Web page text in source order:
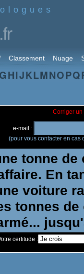
.fr
Classement Nuage
GHIJKLMNOPQ
Corriger un
e-mail :
(pour vous contacter en cas
certitude :